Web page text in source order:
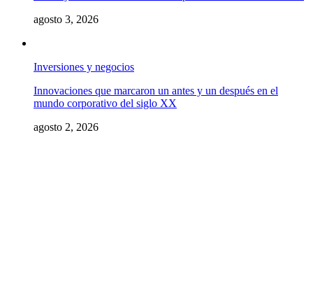
agosto 3, 2026
Inversiones y negocios
Innovaciones que marcaron un antes y un después en el
mundo corporativo del siglo XX
agosto 2, 2026